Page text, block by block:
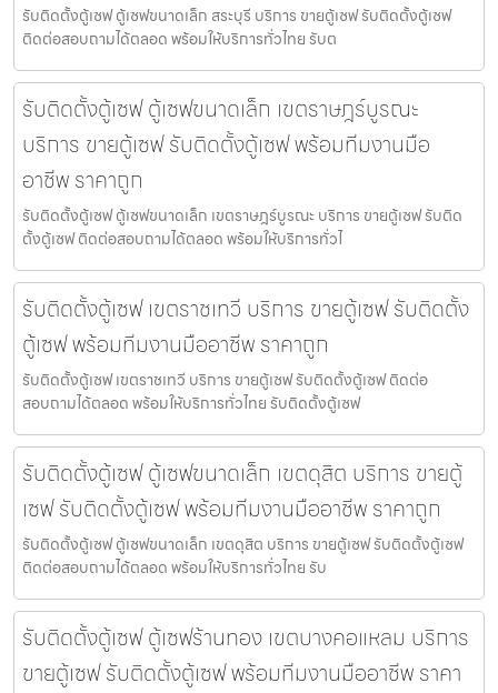
รับติดตั้งตู้เซฟ ตู้เซฟขนาดเล็ก สระบุรี บริการ ขายตู้เซฟ รับติดตั้งตู้เซฟ
ติดต่อสอบถามได้ตลอด พร้อมให้บริการทั่วไทย รับต
รับติดตั้งตู้เซฟ ตู้เซฟขนาดเล็ก เขตราษฎร์บูรณะ
บริการ ขายตู้เซฟ รับติดตั้งตู้เซฟ พร้อมทีมงานมือ
อาชีพ ราคาถูก
รับติดตั้งตู้เซฟ ตู้เซฟขนาดเล็ก เขตราษฎร์บูรณะ บริการ ขายตู้เซฟ รับติด
ตั้งตู้เซฟ ติดต่อสอบถามได้ตลอด พร้อมให้บริการทั่วไ
รับติดตั้งตู้เซฟ เขตราชเทวี บริการ ขายตู้เซฟ รับติดตั้ง
ตู้เซฟ พร้อมทีมงานมืออาชีพ ราคาถูก
รับติดตั้งตู้เซฟ เขตราชเทวี บริการ ขายตู้เซฟ รับติดตั้งตู้เซฟ ติดต่อ
สอบถามได้ตลอด พร้อมให้บริการทั่วไทย รับติดตั้งตู้เซฟ
รับติดตั้งตู้เซฟ ตู้เซฟขนาดเล็ก เขตดุสิต บริการ ขายตู้
เซฟ รับติดตั้งตู้เซฟ พร้อมทีมงานมืออาชีพ ราคาถูก
รับติดตั้งตู้เซฟ ตู้เซฟขนาดเล็ก เขตดุสิต บริการ ขายตู้เซฟ รับติดตั้งตู้เซฟ
ติดต่อสอบถามได้ตลอด พร้อมให้บริการทั่วไทย รับ
รับติดตั้งตู้เซฟ ตู้เซฟร้านทอง เขตบางคอแหลม บริการ
ขายตู้เซฟ รับติดตั้งตู้เซฟ พร้อมทีมงานมืออาชีพ ราคา